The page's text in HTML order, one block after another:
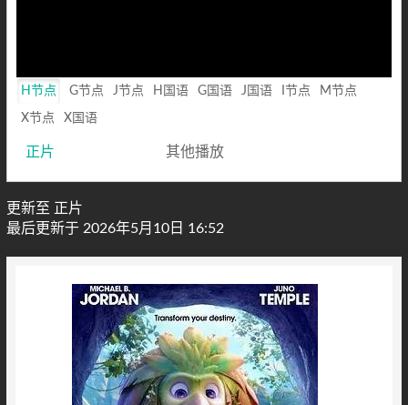
H节点 G节点 J节点 H国语 G国语 J国语 I节点 M节点
X节点 X国语
正片 其他播放
更新至 正片
最后更新于 2026年5月10日 16:52